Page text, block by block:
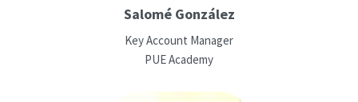
Salomé González
Key Account Manager
PUE Academy